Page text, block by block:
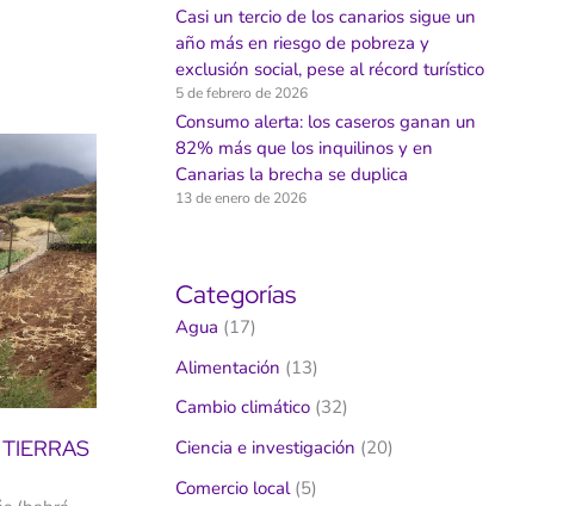
Casi un tercio de los canarios sigue un
año más en riesgo de pobreza y
exclusión social, pese al récord turístico
5 de febrero de 2026
Consumo alerta: los caseros ganan un
82% más que los inquilinos y en
Canarias la brecha se duplica
13 de enero de 2026
Categorías
Agua (17)
Alimentación (13)
Cambio climático (32)
Ciencia e investigación (20)
Comercio local(5)